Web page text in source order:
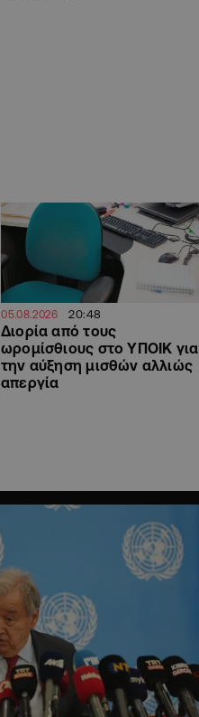
05.08.2026 20:48
Διορία από τους
ωρομίσθιους στο ΥΠΟΙΚ για
την αύξηση μισθών αλλιώς
απεργία